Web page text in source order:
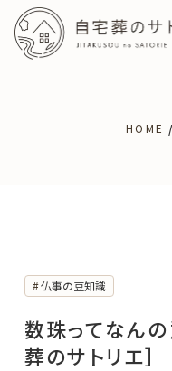
自宅葬について
寺院葬について
HOME
仏事の豆知識
数珠ってなん
葬のサトリエ］